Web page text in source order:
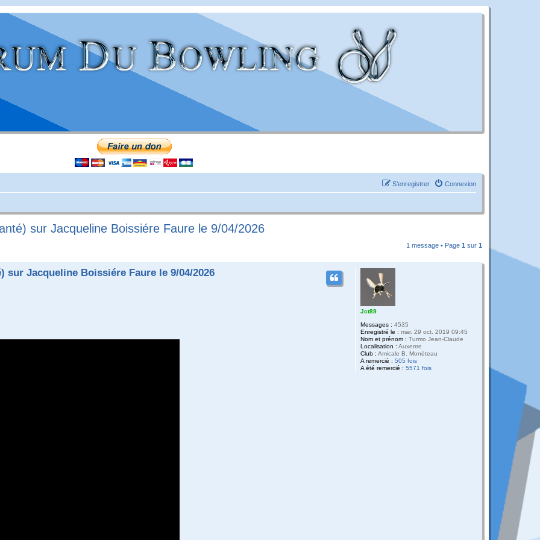
Connexion
S’enregistrer
sur Jacqueline Boissiére Faure le 9/04/2026
1 message • Page 1 sur 1
Jct89
Messages : 4535
Enregistré le : mar. 29 oct. 2019 09:45
Nom et prénom : Turmo Jean-Claude
Localisation : Auxerrre
Club : Amicale B. Monéteau
A remercié : 505 fois
A été remercié : 5571 fois
sur Jacqueline Boissiére Faure le 9/04/2026